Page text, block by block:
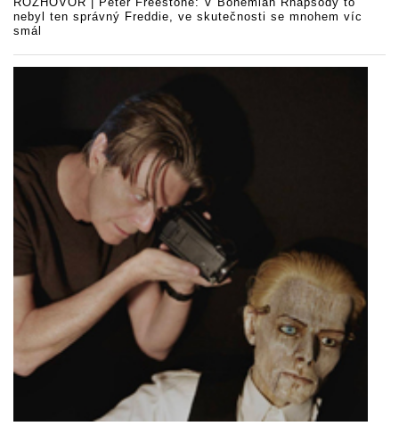
nebyl ten správný Freddie, ve skutečnosti se mnohem víc
smál